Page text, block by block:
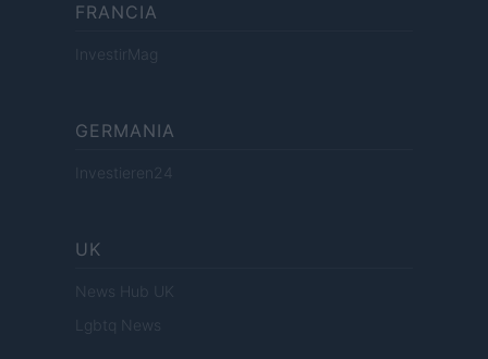
FRANCIA
InvestirMag
GERMANIA
Investieren24
UK
News Hub UK
Lgbtq News